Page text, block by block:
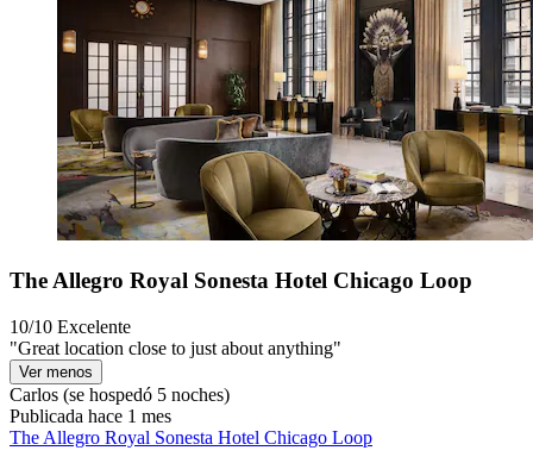
The Allegro Royal Sonesta Hotel Chicago Loop
10/10 Excelente
"Great location close to just about anything"
Ver menos
Carlos (se hospedó 5 noches)
Publicada hace 1 mes
The Allegro Royal Sonesta Hotel Chicago Loop